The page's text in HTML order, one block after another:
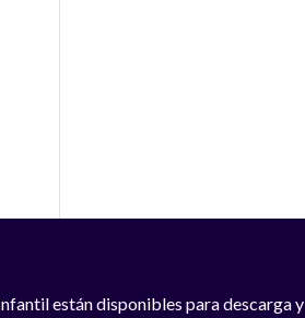
están disponibles para descarga y